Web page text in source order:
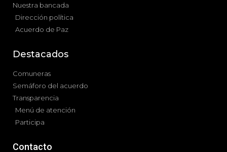
Nuestra bancada
Dirección política
Acuerdo de Paz
Destacados
Comuneras
Semáforo del acuerdo
Transparencia
Menú de atención
Participa
Contacto